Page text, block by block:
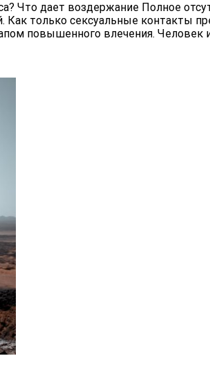
Что дает воздержание Полное
Как только сексуальные контакты
повышенного влечения.